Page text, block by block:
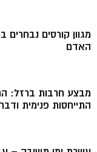
מגוון קורסים
האדם
מבצע חרבות ברזל:
התייחסות פנימית